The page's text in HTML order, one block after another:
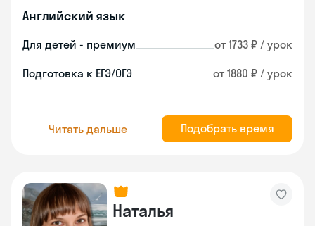
Английский язык
Для детей - премиум от 1733 ₽ / урок
Подготовка к ЕГЭ/ОГЭ от 1880 ₽ / урок
Читать дальше Подобрать время
Наталья